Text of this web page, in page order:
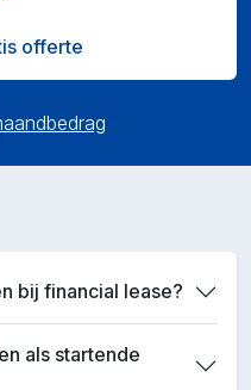
offerte
bij financial lease?
als startende